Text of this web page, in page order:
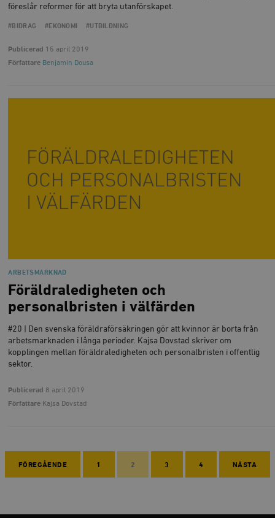
föreslår reformer för att bryta utanförskapet.
#BIDRAG #EKONOMI #UTBILDNING
Publicerad 15 april 2019
Författare Benjamin Dousa
ARBETSMARKNAD
Föräldraledigheten och
personalbristen i välfärden
#20 | Den svenska föräldraförsäkringen gör att kvinnor är borta från
arbetsmarknaden i långa perioder. Kajsa Dovstad skriver om
kopplingen mellan föräldraledigheten och personalbristen i offentlig
sektor.
Publicerad 8 april 2019
Författare Kajsa Dovstad
FÖREGÅENDE 1 2 3 4 NÄSTA